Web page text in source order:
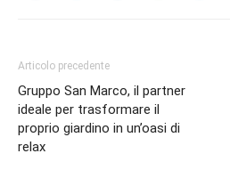
Articolo precedente
Gruppo San Marco, il partner
ideale per trasformare il
proprio giardino in un’oasi di
relax